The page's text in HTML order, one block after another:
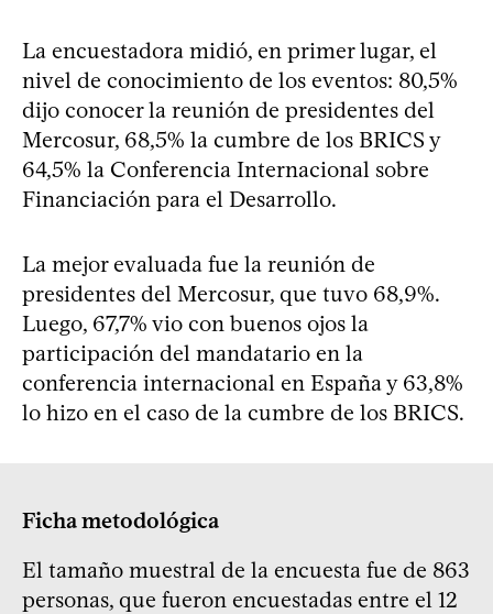
La encuestadora midió, en primer lugar, el
nivel de conocimiento de los eventos: 80,5%
dijo conocer la reunión de presidentes del
Mercosur, 68,5% la cumbre de los BRICS y
64,5% la Conferencia Internacional sobre
Financiación para el Desarrollo.
La mejor evaluada fue la reunión de
presidentes del Mercosur, que tuvo 68,9%.
Luego, 67,7% vio con buenos ojos la
participación del mandatario en la
conferencia internacional en España y 63,8%
lo hizo en el caso de la cumbre de los BRICS.
Ficha metodológica
El tamaño muestral de la encuesta fue de 863
personas, que fueron encuestadas entre el 12